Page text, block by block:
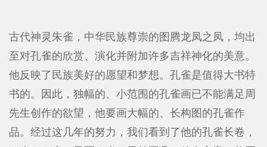
古代神灵朱雀，中华民族尊崇的图腾龙凤之凤，均出
至对孔雀的欣赏、演化并附加许多吉祥神化的美意。
他反映了民族美好的愿望和梦想。孔雀是值得大书特
书的。因此，独幅的、小范围的孔雀画已不能满足周
先生创作的欲望，他要画大幅的、长构图的孔雀作
品。经过这几年的努力，我们看到了他的孔雀长卷，